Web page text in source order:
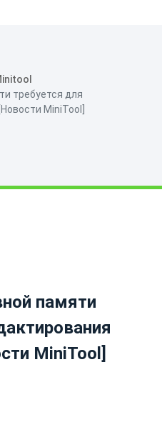
требуется для
MiniTool]
памяти
MiniTool]